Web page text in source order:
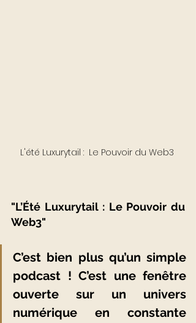
L'été Luxurytail :  Le Pouvoir du Web3
"L’Été Luxurytail : Le Pouvoir du
Web3"
C’est bien plus qu’un simple
podcast ! C’est une fenêtre
ouverte sur un univers
numérique en constante